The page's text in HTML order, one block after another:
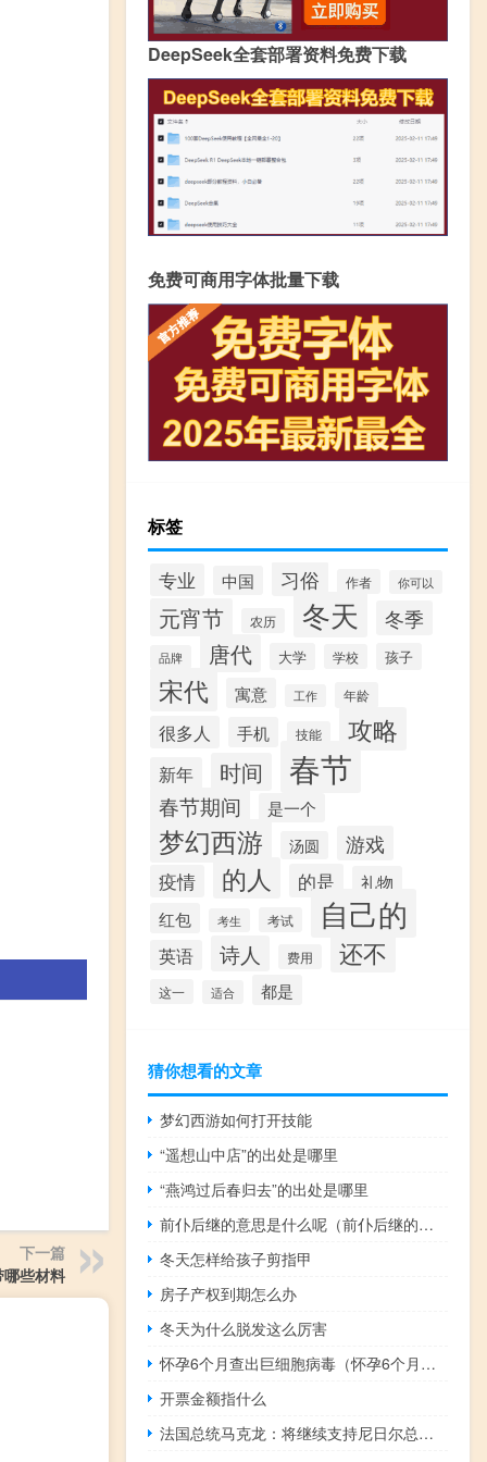
下一篇
些材料
DeepSeek全套部署资料免费下载
免费可商用字体批量下载
标签
专业 中国 习俗 作者 你可以
元宵节 农历 冬天 冬季
品牌 唐代 大学 学校 孩子
宋代 寓意 工作 年龄
很多人 手机 技能 攻略
新年 时间 春节
春节期间 是一个
梦幻西游 汤圆 游戏
疫情 的人 的是
礼物
红包
考生 考试 自己的
英语 诗人 费用 还不
这一 适合 都是
猜你想看的文章
梦幻西游如何打开技能
“遥想山中店”的出处是哪里
“燕鸿过后春归去”的出处是哪里
前仆后继的意思是什么呢（前仆后继的意思是什么）
冬天怎样给孩子剪指甲
房子产权到期怎么办
冬天为什么脱发这么厉害
怀孕6个月查出巨细胞病毒（怀孕6个月胎动频繁正常吗）
开票金额指什么
法国总统马克龙：将继续支持尼日尔总统巴祖姆